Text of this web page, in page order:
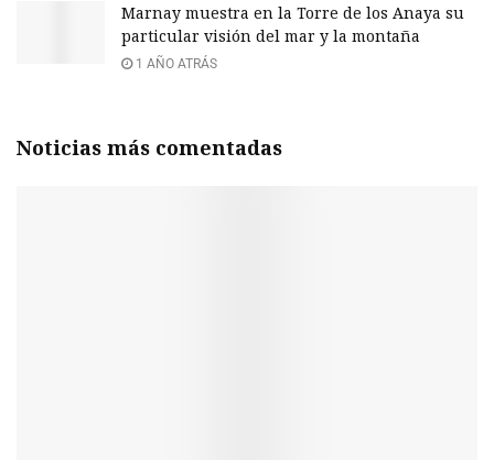
Marnay muestra en la Torre de los Anaya su
particular visión del mar y la montaña
1 AÑO ATRÁS
Noticias más comentadas